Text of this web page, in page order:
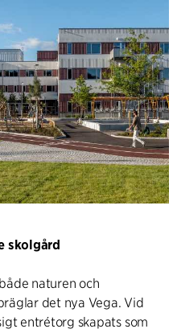
skolgård
naturen och
det nya Vega. Vid
entrétorg skapats som